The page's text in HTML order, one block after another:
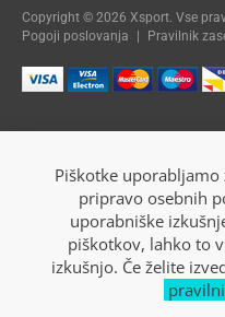
Copyright © 2026 Xsport. Vse
Pogoji poslovanja
Pravilnik
Piškotke
pripravo osebnih
uporabniške
piškotkov, lahko to
izkušnjo. Če želite